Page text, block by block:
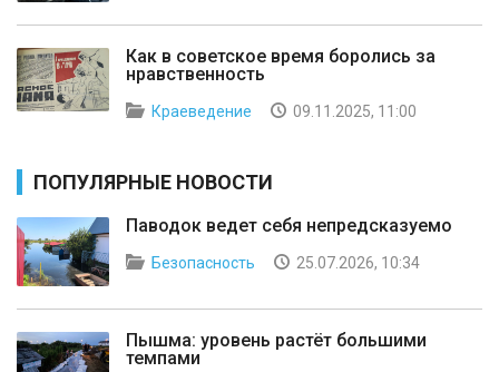
Как в советское время боролись за
нравственность
Краеведение 09.11.2025, 11:00
ПОПУЛЯРНЫЕ НОВОСТИ
Паводок ведет себя непредсказуемо
Безопасность 25.07.2026, 10:34
Пышма: уровень растёт большими
темпами